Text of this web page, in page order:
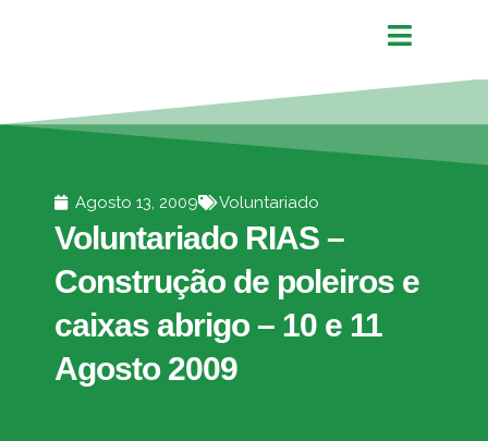
Agosto 13, 2009 Voluntariado
Voluntariado RIAS –
Construção de poleiros e
caixas abrigo – 10 e 11
Agosto 2009